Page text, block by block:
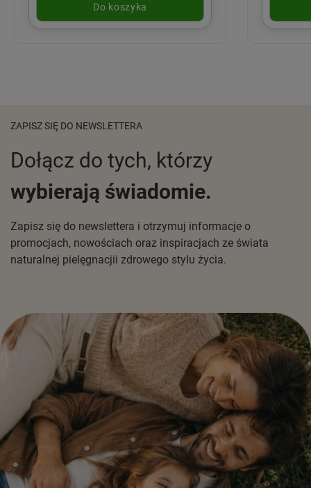
Do koszyka
ZAPISZ SIĘ DO NEWSLETTERA
Dołącz do tych, którzy
wybierają świadomie.
Zapisz się do newslettera i otrzymuj informacje o
promocjach, nowościach oraz inspiracjach ze świata
naturalnej pielęgnacjii zdrowego stylu życia.